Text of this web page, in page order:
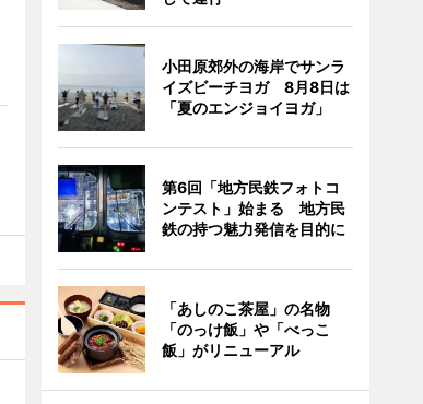
小田原郊外の海岸でサンラ
イズビーチヨガ 8月8日は
「夏のエンジョイヨガ」
第6回「地方民鉄フォトコ
ンテスト」始まる 地方民
鉄の持つ魅力発信を目的に
「あしのこ茶屋」の名物
「のっけ飯」や「べっこ
飯」がリニューアル